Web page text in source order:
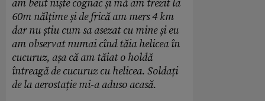
am beut niște cognac și mă am trezit la
60m nălțime și de frică am mers 4 km
dar nu știu cum sa asezat cu mine și eu
am observat numai cînd tăia helicea în
cucuruz, așa că am tăiat o holdă
întreagă de cucuruz cu helicea. Soldați
de la aerostație mi-a aduso acasă.